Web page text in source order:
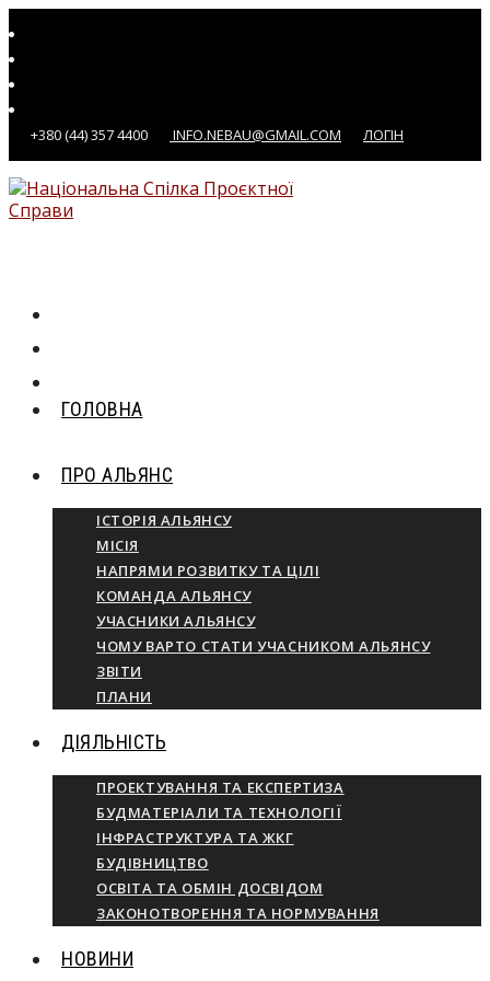
до
вмісту
+380 (44) 357 4400 INFO.NEBAU@GMAIL.COM ЛОГІН
ГОЛОВНА
ПРО АЛЬЯНС
ІСТОРІЯ АЛЬЯНСУ
МІСІЯ
НАПРЯМИ РОЗВИТКУ ТА ЦІЛІ
КОМАНДА АЛЬЯНСУ
УЧАСНИКИ АЛЬЯНСУ
ЧОМУ ВАРТО СТАТИ УЧАСНИКОМ АЛЬЯНСУ
ЗВІТИ
ПЛАНИ
ДІЯЛЬНІСТЬ
ПРОЕКТУВАННЯ ТА ЕКСПЕРТИЗА
БУДМАТЕРІАЛИ ТА ТЕХНОЛОГІЇ
ІНФРАСТРУКТУРА ТА ЖКГ
БУДІВНИЦТВО
ОСВІТА ТА ОБМІН ДОСВІДОМ
ЗАКОНОТВОРЕННЯ ТА НОРМУВАННЯ
НОВИНИ